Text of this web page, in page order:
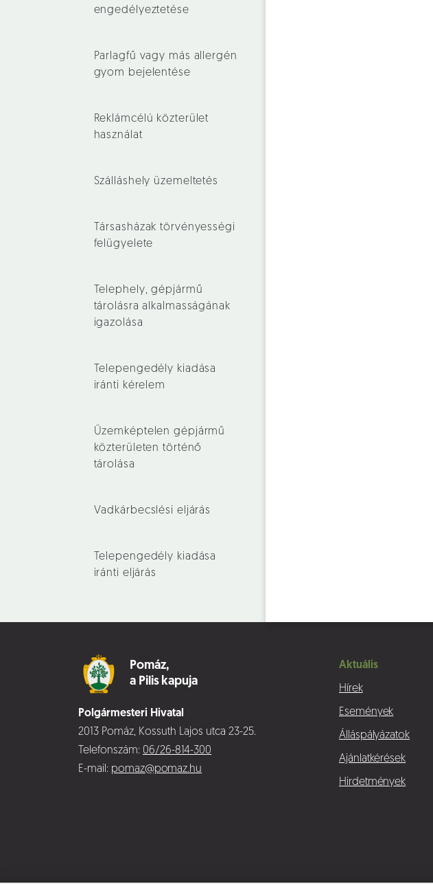
engedélyeztetése
Parlagfű vagy más allergén
gyom bejelentése
Reklámcélú közterület
használat
Szálláshely üzemeltetés
Társasházak törvényességi
felügyelete
Telephely, gépjármű
tárolásra alkalmasságának
igazolása
Telepengedély kiadása
iránti kérelem
Üzemképtelen gépjármű
közterületen történő
tárolása
Vadkárbecslési eljárás
Telepengedély kiadása
iránti eljárás
Pomáz,
a Pilis kapuja
Polgármesteri Hivatal
2013 Pomáz, Kossuth Lajos utca 23-25.
Telefonszám: 06/26-814-300
E-mail: pomaz@pomaz.hu
Aktuális
Hírek
Események
Álláspályázatok
Ajánlatkérések
Hirdetmények